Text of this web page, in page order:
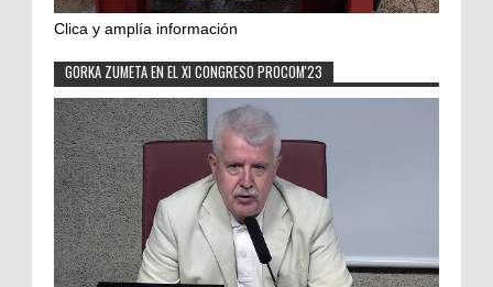
Clica y amplía información
GORKA ZUMETA EN EL XI CONGRESO PROCOM'23